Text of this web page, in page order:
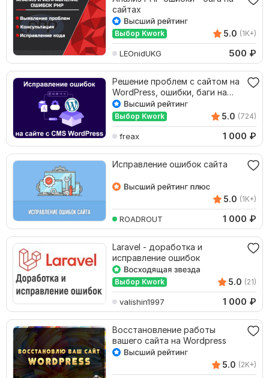
сайтах
Выбор Kwork 5.0 (1K+)
LEOnidUKG 500 ₽
Решение проблем с сайтом на
WordPress, ошибки, баги на
сайте ВордПресс
Выбор Kwork 5.0 (724)
freax 1 000 ₽
Исправление ошибок сайта
5.0 (1K+)
ROADROUT 1 000 ₽
Laravel - доработка и
исправление ошибок
Выбор Kwork 5.0 (21)
valishin1997 1 000 ₽
Восстановление работы
вашего сайта на Wordpress
5.0 (2K+)